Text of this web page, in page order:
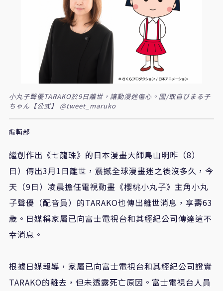
小丸子聲優TARAKO於9日離世，讓動漫迷傷心。圖/取自びまる子
ちゃん【公式】 @tweet_maruko
編輯部
繼創作出《七龍珠》的日本漫畫大師鳥山明昨（8）
日）傳出3月1日離世，震撼全球漫畫迷之後沒多久，今
天（9日）凌晨擔任電視動畫《櫻桃小丸子》主角小丸
子聲優（配音員）的TARAKO也傳出離世消息，享壽63
歲。日媒稱家屬已向富士電視台和其經紀公司傳達這不
幸消息。
根據日媒報導，家屬已向富士電視台和其經紀公司證實
TARAKO的離去，但未透露死亡原因。富士電視台人員